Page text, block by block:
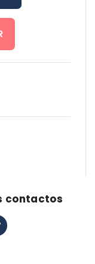
contactos